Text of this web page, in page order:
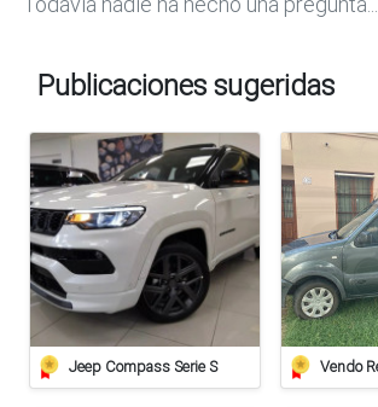
Publicaciones sugeridas
Jeep Compass Serie S